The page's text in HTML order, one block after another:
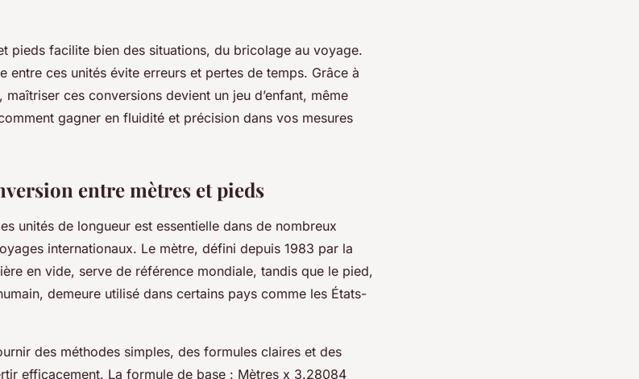
et
pieds facilite bien des situations, du bricolage au voyage.
entre ces unités évite erreurs et pertes de temps. Grâce à
ces conversions devient un jeu d’enfant, même
gagner en fluidité et précision dans vos mesures
entre mètres et pieds
unités de longueur est essentielle dans de nombreux
internationaux. Le mètre, défini depuis 1983 par la
en vide, serve de référence mondiale, tandis que le pied,
demeure utilisé dans certains pays comme les États-
des méthodes simples, des formules claires et des
efficacement. La formule de base : Mètres x 3.28084